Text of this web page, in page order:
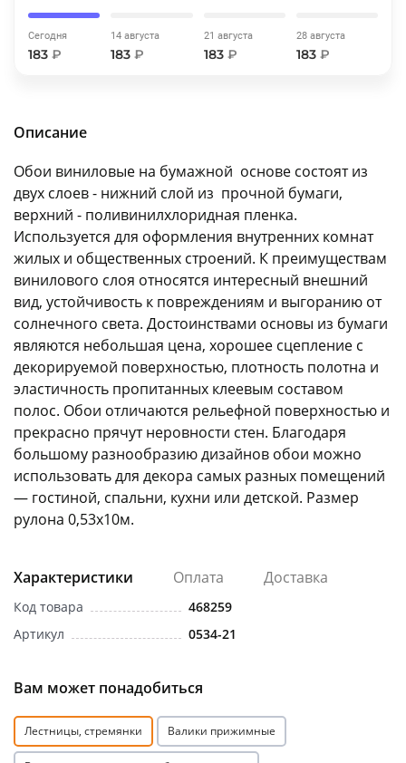
Сегодня
183 ₽
14 августа
183₽
21 августа
183 ₽
28 августа
183 ₽
Описание
Обои виниловые на бумажной основе состоят из
двух слоев - нижний слой из прочной бумаги,
верхний - поливинилхлоридная пленка.
Используется для оформления внутренних комнат
жилых и общественных строений. К преимуществам
винилового слоя относятся интересный внешний
вид, устойчивость к повреждениям и выгоранию от
солнечного света. Достоинствами основы из бумаги
являются небольшая цена, хорошее сцепление с
декорируемой поверхностью, плотность полотна и
эластичность пропитанных клеевым составом
полос. Обои отличаются рельефной поверхностью и
прекрасно прячут неровности стен. Благодаря
большому разнообразию дизайнов обои можно
использовать для декора самых разных помещений
— гостиной, спальни, кухни или детской. Размер
рулона 0,53х10м.
Характеристики Оплата Доставка
Код товара
468259
Артикул
0534-21
Вам может понадобиться
Лестницы, стремянки Валики прижимные
раз в 2
недели
раз в 2 недели
plait.ru